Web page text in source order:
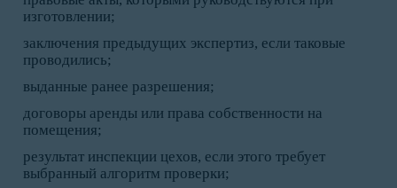
изготовлении;
заключения предыдущих экспертиз, если таковые
проводились;
выданные ранее разрешения;
договоры аренды или права собственности на
помещения;
результат инспекции цехов, если этого требует
выбранный алгоритм проверки;